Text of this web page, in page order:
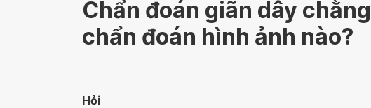
Chẩn đoán giãn dây
chẩn đoán hình ảnh nào?
Hỏi